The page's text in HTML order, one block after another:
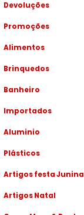
Devoluções
Promoções
Alimentos
Brinquedos
Banheiro
Importados
Aluminio
Plásticos
Artigos festa Junina
Artigos Natal